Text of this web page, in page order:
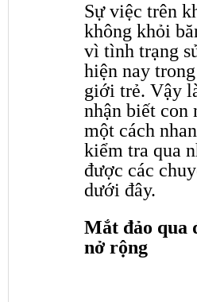
Sự việc trên
không khỏi
vì tình trạng
hiện nay
giới trẻ. Vậy
nhận biết con
một cách
kiểm tra qua
được các
dưới đây.
Mắt đảo qua
nở rộng